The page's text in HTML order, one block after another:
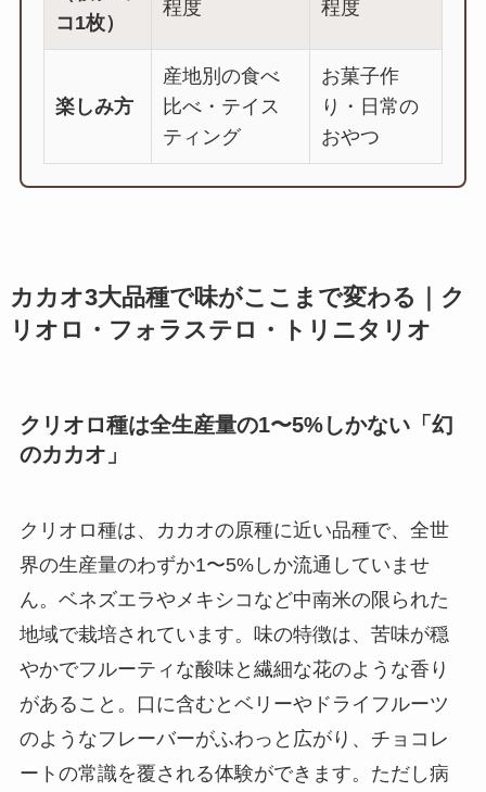
コ1枚）
程度
程度
楽しみ方
産地別の食べ
比べ・テイス
ティング
お菓子作
り・日常の
おやつ
カカオ3大品種で味がここまで変わる｜ク
リオロ・フォラステロ・トリニタリオ
クリオロ種は全生産量の1〜5%しかない「幻
のカカオ」
クリオロ種は、カカオの原種に近い品種で、全世
界の生産量のわずか1〜5%しか流通していませ
ん。ベネズエラやメキシコなど中南米の限られた
地域で栽培されています。味の特徴は、苦味が穏
やかでフルーティな酸味と繊細な花のような香り
があること。口に含むとベリーやドライフルーツ
のようなフレーバーがふわっと広がり、チョコレ
ートの常識を覆される体験ができます。ただし病